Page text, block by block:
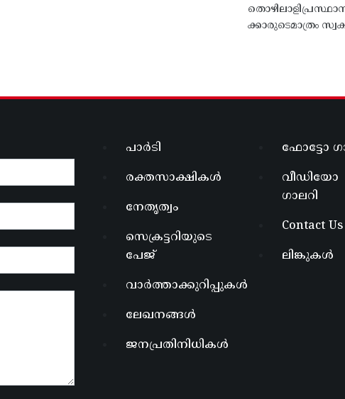
ക്കാരുടെമാത്രം
പാർടി
രക്തസാക്ഷികൾ
നേതൃത്വം
സെക്രട്ടറിയുടെ
പേജ്
വാർത്താക്കുറിപ്പുകൾ
ലേഖനങ്ങൾ
ജനപ്രതിനിധികൾ
ഫോട്ടോ
വീഡിയോ
ഗാലറി
Contact Us
ലിങ്കുകൾ